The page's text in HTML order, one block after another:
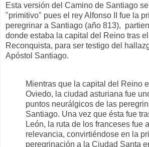
Esta versión del Camino de Santiago
"primitivo" pues el rey Alfonso II fue la
peregrinar a Santiago (año 813),
donde estaba la capital del Reino tras
Reconquista, para ser testigo del
Apóstol Santiago.
Mientras que la capital del Reino
Oviedo, la ciudad asturiana fue
puntos neurálgicos de las
Santiago. Una vez que ésta fue
León, la ruta de los franceses fue
relevancia, convirtiéndose en la
peregrinación a la Ciudad Santa